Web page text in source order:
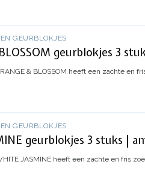
GEURBLOKJES
geurblokjes 3
& BLOSSOM heeft een zachte en
GEURBLOKJES
geurblokjes 3 stuks |
JASMINE heeft een zachte en fris